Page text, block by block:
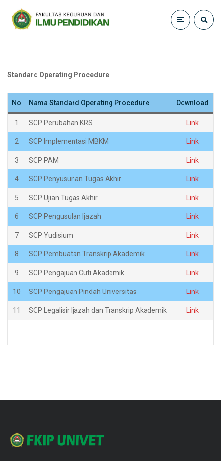
Standard Operating Procedure
No Nama Standard Operating Procedure Download
1 SOP Perubahan KRS Link
2 SOP Implementasi MBKM Link
3 SOP PAM Link
4 SOP Penyusunan Tugas Akhir Link
5 SOP Ujian Tugas Akhir Link
6 SOP Pengusulan Ijazah Link
7 SOP Yudisium Link
8 SOP Pembuatan Transkrip Akademik Link
9 SOP Pengajuan Cuti Akademik Link
10 SOP Pengajuan Pindah Universitas Link
11 SOP Legalisir Ijazah dan Transkrip Akademik Link